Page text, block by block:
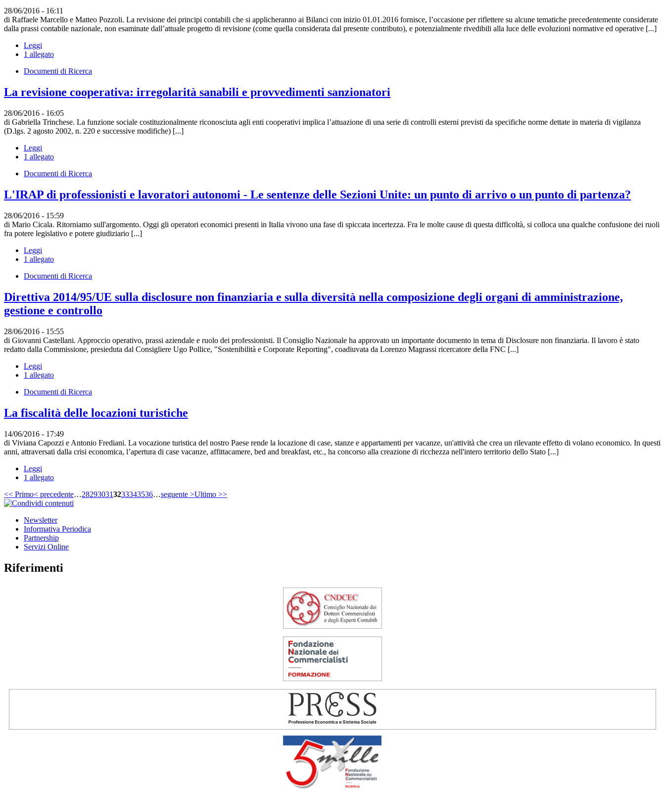
28/06/2016 - 16:11
di Raffaele Marcello e Matteo Pozzoli. La revisione dei principi contabili che si applicheranno ai Bilanci con inizio 01.01.2016 fornisce, l’occasione per riflettere su alcune tematiche precedentemente considerate
dalla prassi contabile nazionale, non esaminate dall’attuale progetto di revisione (come quella considerata dal presente contributo), e potenzialmente rivedibili alla luce delle evoluzioni normative ed operative [...]
Leggi
1 allegato
Documenti di Ricerca
La revisione cooperativa: irregolarità sanabili e provvedimenti sanzionatori
28/06/2016 - 16:05
di Gabriella Trinchese. La funzione sociale costituzionalmente riconosciuta agli enti cooperativi implica l’attuazione di una serie di controlli esterni previsti da specifiche norme dettate in materia di vigilanza
(D.lgs. 2 agosto 2002, n. 220 e successive modifiche) [...]
Leggi
1 allegato
Documenti di Ricerca
L'IRAP di professionisti e lavoratori autonomi - Le sentenze delle Sezioni Unite: un punto di arrivo o un punto di partenza?
28/06/2016 - 15:59
di Mario Cicala. Ritorniamo sull'argomento. Oggi gli operatori economici presenti in Italia vivono una fase di spiccata incertezza. Fra le molte cause di questa difficoltà, si colloca una qualche confusione dei ruoli
fra potere legislativo e potere giudiziario [...]
Leggi
1 allegato
Documenti di Ricerca
Direttiva 2014/95/UE sulla disclosure non finanziaria e sulla diversità nella composizione degli organi di amministrazione,
gestione e controllo
28/06/2016 - 15:55
di Giovanni Castellani. Approccio operativo, prassi aziendale e ruolo dei professionisti. Il Consiglio Nazionale ha approvato un importante documento in tema di Disclosure non finanziaria. Il lavoro è stato
redatto dalla Commissione, presieduta dal Consigliere Ugo Pollice, "Sostenibilità e Corporate Reporting", coadiuvata da Lorenzo Magrassi ricercatore della FNC [...]
Leggi
1 allegato
Documenti di Ricerca
La fiscalità delle locazioni turistiche
14/06/2016 - 17:49
di Viviana Capozzi e Antonio Frediani. La vocazione turistica del nostro Paese rende la locazione di case, stanze e appartamenti per vacanze, un'attività che crea un rilevante effetto di volano economico. In questi
anni, attraversati dalla crisi economica, l’apertura di case vacanze, affittacamere, bed and breakfast, etc., ha concorso alla creazione di ricchezza nell'intero territorio dello Stato [...]
Leggi
1 allegato
<< Primo< precedente…282930313233343536…seguente >Ultimo >>
Newsletter
Informativa Periodica
Partnership
Servizi Online
Riferimenti